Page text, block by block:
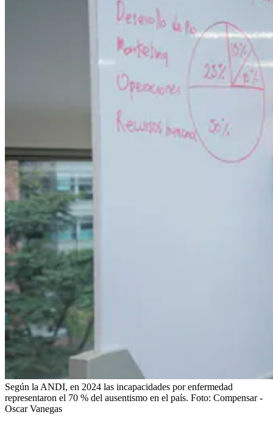
Según la ANDI, en 2024 las incapacidades por enfermedad
representaron el 70 % del ausentismo en el país. Foto: Compensar -
Oscar Vanegas